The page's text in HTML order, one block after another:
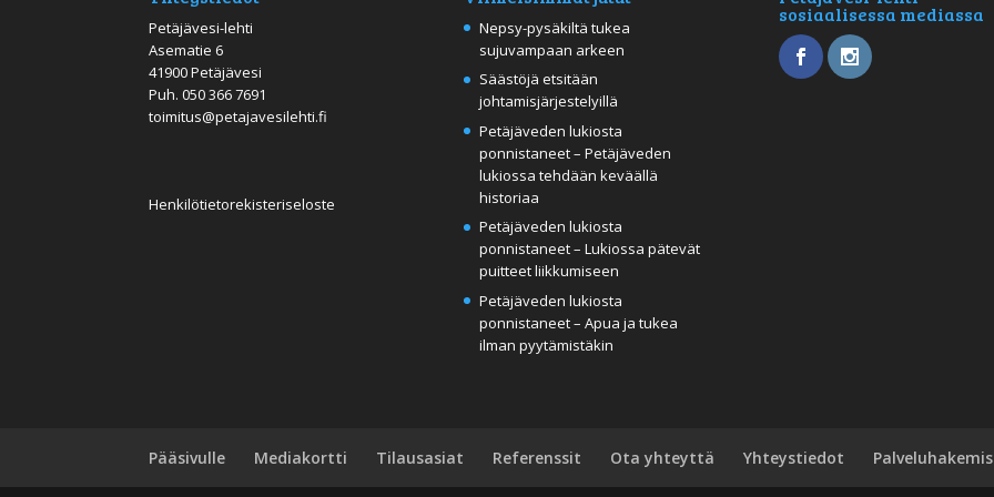
Petäjävesi-lehti
Asematie 6
41900 Petäjävesi
Puh.050 366 7691
toimitus@petajavesilehti.fi
Henkilötietorekisteriseloste
Nepsy-pysäkiltä tukea
sujuvampaan arkeen
Säästöjä etsitään
johtamisjärjestelyillä
Petäjäveden lukiosta
ponnistaneet – Petäjäveden
lukiossa tehdään keväällä
historiaa
Petäjäveden lukiosta
ponnistaneet – Lukiossa pätevät
puitteet liikkumiseen
Petäjäveden lukiosta
ponnistaneet – Apua ja tukea
ilman pyytämistäkin
sosiaalisessa mediassa
Pääsivulle Mediakortti Tilausasiat Referenssit Ota yhteyttä Yhteystiedot